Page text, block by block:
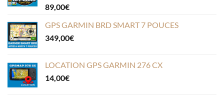
89,00€
GPS GARMIN BRD SMART 7 POUCES
349,00€
LOCATION GPS GARMIN 276 CX
14,00€